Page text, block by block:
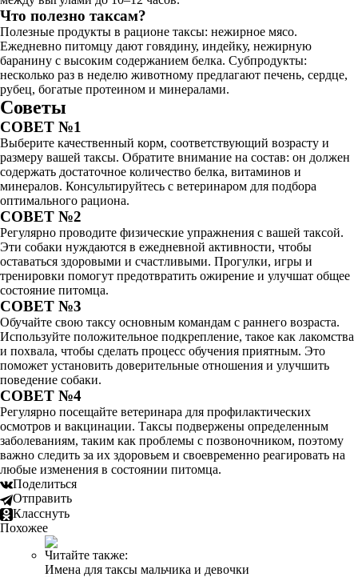
Что полезно таксам?
Полезные продукты в рационе таксы: нежирное мясо.
Ежедневно питомцу дают говядину, индейку, нежирную
баранину с высоким содержанием белка. Субпродукты:
несколько раз в неделю животному предлагают печень, сердце,
рубец, богатые протеином и минералами.
Советы
СОВЕТ №1
Выберите качественный корм, соответствующий возрасту и
размеру вашей таксы. Обратите внимание на состав: он должен
содержать достаточное количество белка, витаминов и
минералов. Консультируйтесь с ветеринаром для подбора
оптимального рациона.
СОВЕТ №2
Регулярно проводите физические упражнения с вашей таксой.
Эти собаки нуждаются в ежедневной активности, чтобы
оставаться здоровыми и счастливыми. Прогулки, игры и
тренировки помогут предотвратить ожирение и улучшат общее
состояние питомца.
СОВЕТ №3
Обучайте свою таксу основным командам с раннего возраста.
Используйте положительное подкрепление, такое как лакомства
и похвала, чтобы сделать процесс обучения приятным. Это
поможет установить доверительные отношения и улучшить
поведение собаки.
СОВЕТ №4
Регулярно посещайте ветеринара для профилактических
осмотров и вакцинации. Таксы подвержены определенным
заболеваниям, таким как проблемы с позвоночником, поэтому
важно следить за их здоровьем и своевременно реагировать на
любые изменения в состоянии питомца.
Поделиться
Отправить
Класснуть
Похожее
Читайте также:
Имена для таксы мальчика и девочки